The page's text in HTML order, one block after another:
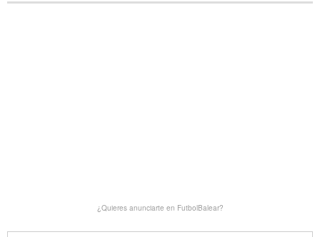
¿Quieres anunciarte en FutbolBalear?